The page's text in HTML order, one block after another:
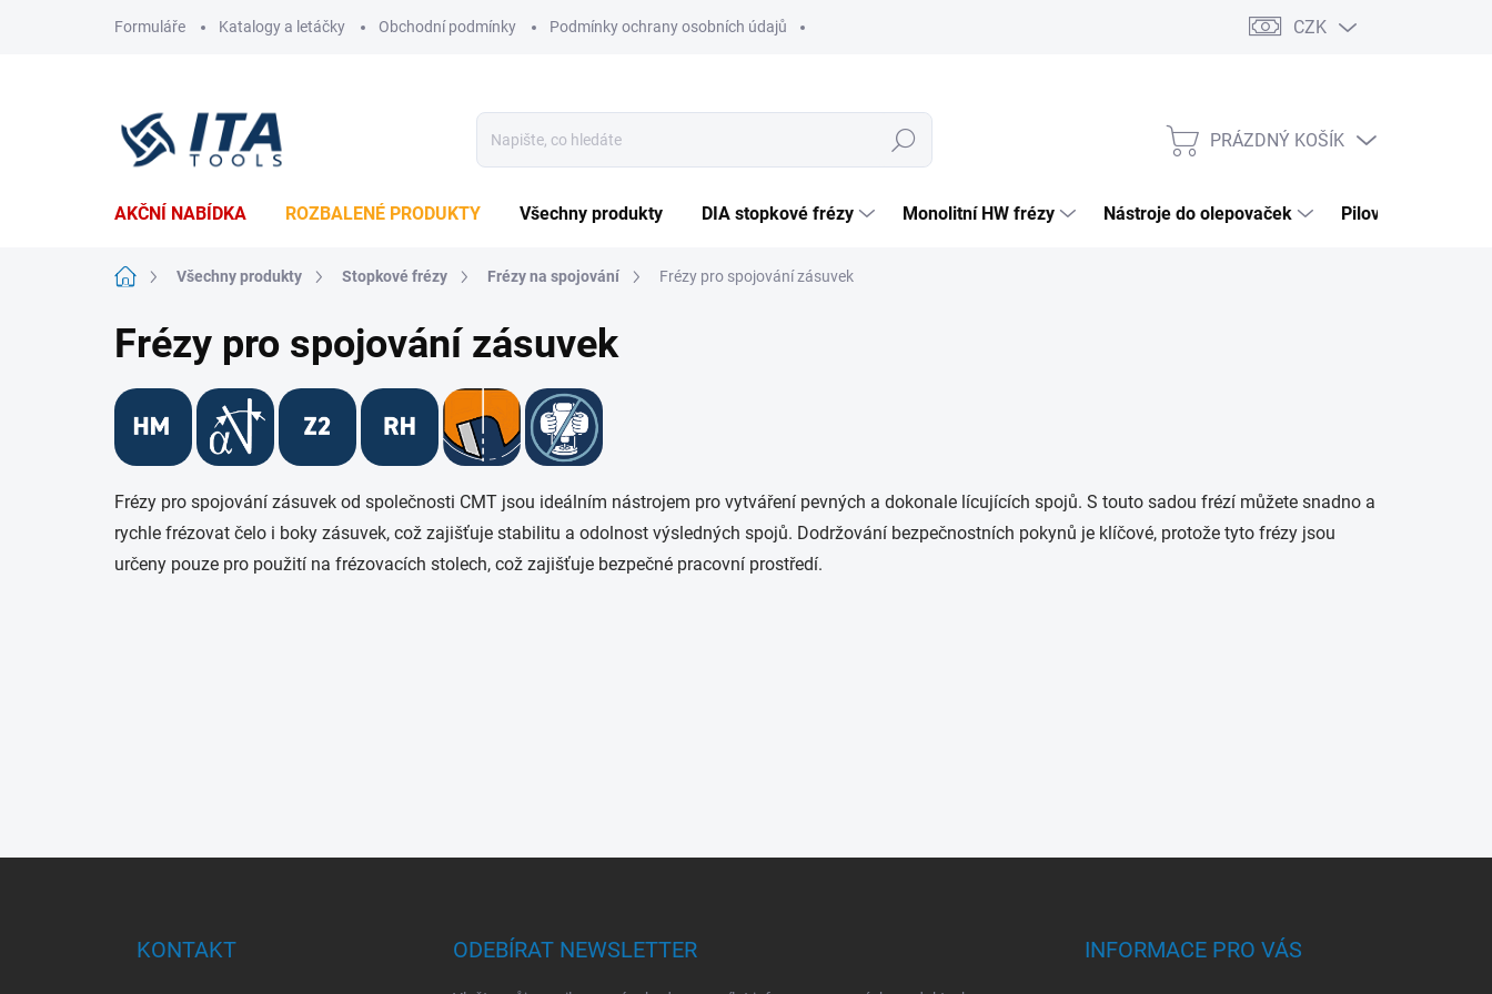
Formuláře Katalogy a letáčky Obchodní podmínky Podmínky ochrany osobních údajů CZK
Hledat
NÁKUPNÍ
PRÁZDNÝ KOŠÍK
AKČNÍ NABÍDKA ROZBALENÉ PRODUKTY Všechny produkty DIA stopkové frézy Monolitní HW frézy Nástroje do olepovaček Pilové kotouče
Domů Všechny produkty Stopkové frézy Frézy na spojování Frézy pro spojování zásuvek
Frézy pro spojování zásuvek
Frézy pro spojování zásuvek od společnosti CMT jsou ideálním nástrojem pro vytváření pevných a dokonale lícujících spojů. S touto sadou frézí můžete snadno a
rychle frézovat čelo i boky zásuvek, což zajišťuje stabilitu a odolnost výsledných spojů. Dodržování bezpečnostních pokynů je klíčové, protože tyto frézy jsou
určeny pouze pro použití na frézovacích stolech, což zajišťuje bezpečné pracovní prostředí.
KONTAKT ODEBÍRAT NEWSLETTER INFORMACE PRO VÁS